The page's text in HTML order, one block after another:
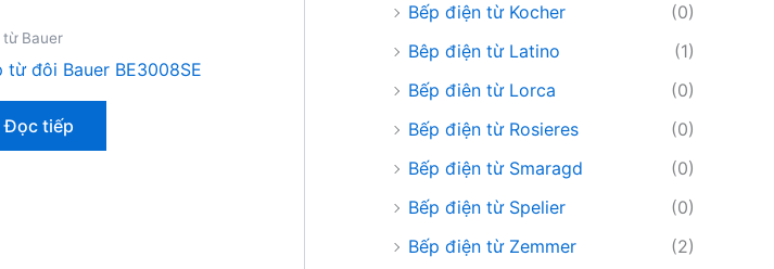
từ Bauer
từ đôi Bauer BE3008SE
Đọc tiếp
Bếp điện từ Kocher
(0)
Bêp điện từ Latino
(1)
Bếp điên từ Lorca
(0)
Bếp điện từ Rosieres
(0)
Bếp điện từ Smaragd
(0)
Bếp điện từ Spelier
(0)
Bếp điện từ Zemmer
(2)